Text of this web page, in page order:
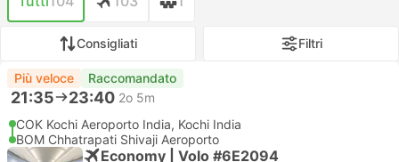
Consigliati Filtri
Più veloce Raccomandato
21:35 23:40 2o 5m
COK Kochi Aeroporto India, Kochi India
BOM Chhatrapati Shivaji Aeroporto
Economy | Volo #6E2094